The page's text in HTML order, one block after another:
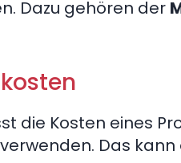
Dazu gehören der
die Kosten eines
Das kann